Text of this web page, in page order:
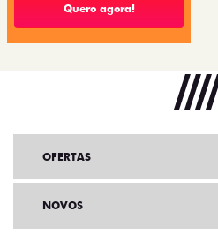
Quero agora!
OFERTAS
NOVOS